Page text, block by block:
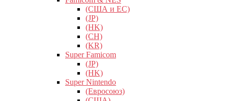
(США и ЕС)
(JP)
(HK)
(CH)
(KR)
Super Famicom
(JP)
(HK)
Super Nintendo
(Евросоюз)